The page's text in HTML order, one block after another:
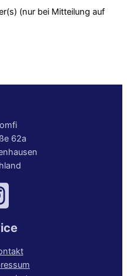
(nur bei Mitteilung auf
62a